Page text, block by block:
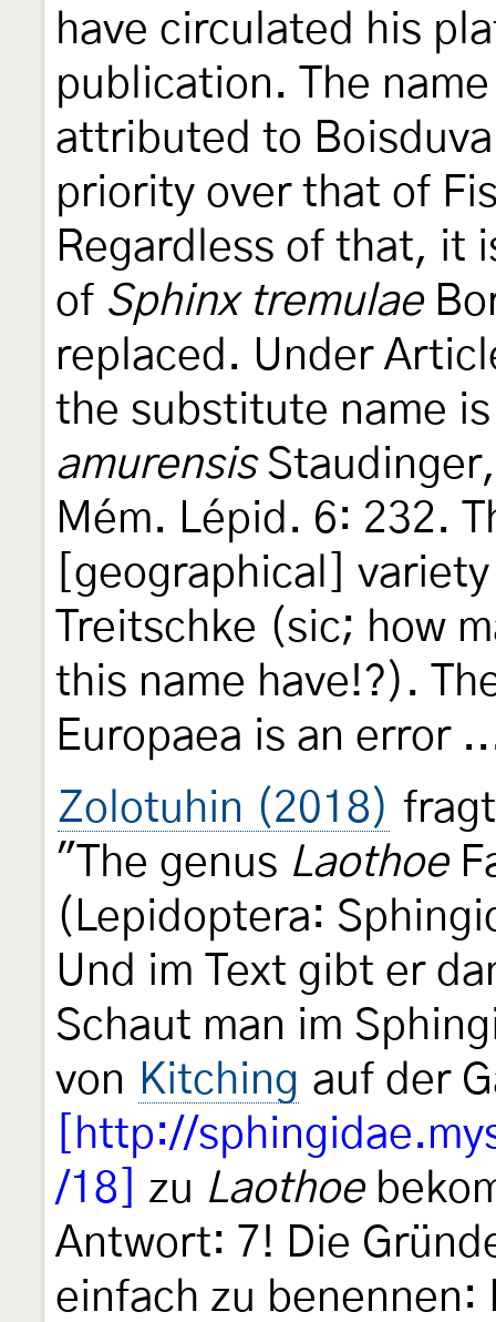
have circulated his
publication. The
attributed to
priority over that of
Regardless of that, it
of Sphinx tremulae
replaced. Under
the substitute name
amurensis
Mém. Lépid. 6: 232.
[geographical]
Treitschke (sic; how
this name have!?).
Europaea is an error
Zolotuhin (2018)
"The genus Laothoe
(Lepidoptera:
Und im Text gibt er
Schaut man im
von Kitching auf der
[http://
/18]
zu Laothoe
Antwort: 7! Die
einfach zu